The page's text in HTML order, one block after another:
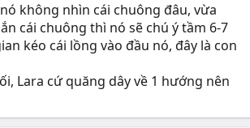
không nhìn cái chuông đâu, vừa
cái chuông thì nó sẽ chú ý tầm 6-7
kéo cái lồng vào đầu nó, đây là con
Lara cứ quăng dây về 1 hướng nên